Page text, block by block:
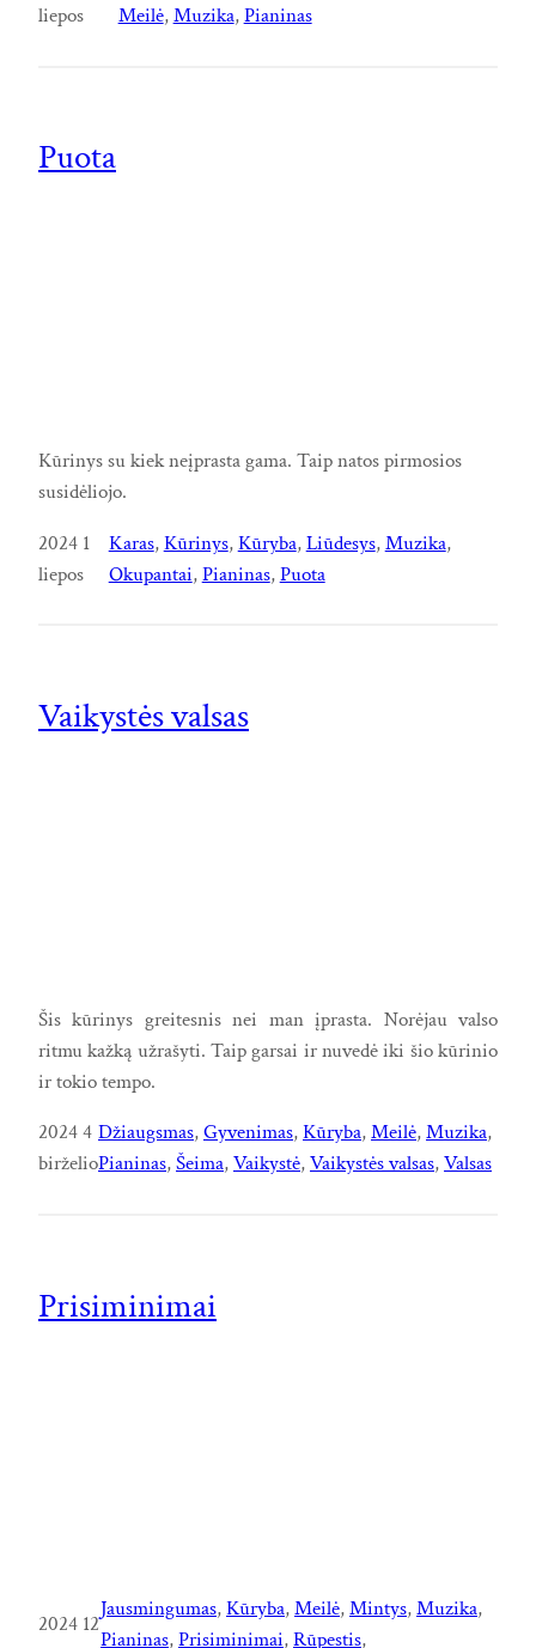
liepos
Meilė, Muzika, Pianinas
Puota
Kūrinys su kiek neįprasta gama. Taip natos pirmosios
susidėliojo.
2024 1
liepos
Karas, Kūrinys, Kūryba, Liūdesys, Muzika,
Okupantai, Pianinas, Puota
Vaikystės valsas
Šis kūrinys greitesnis nei man įprasta. Norėjau valso
ritmu kažką užrašyti. Taip garsai ir nuvedė iki šio kūrinio
ir tokio tempo.
2024 4
birželio
Džiaugsmas, Gyvenimas, Kūryba, Meilė, Muzika
Pianinas, Šeima, Vaikystė, Vaikystės valsas, Valsas
Prisiminimai
2024 12
Jausmingumas, Kūryba, Meilė, Mintys, Muzika
Pianinas, Prisiminimai, Rūpestis